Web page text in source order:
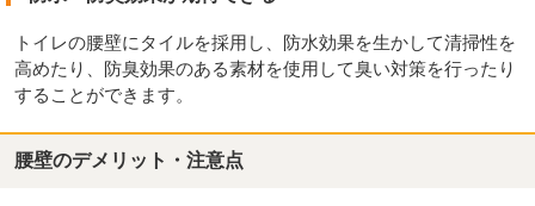
トイレの腰壁にタイルを採用し、防水効果を生かして清掃性を
高めたり、防臭効果のある素材を使用して臭い対策を行ったり
することができます。
腰壁のデメリット・注意点